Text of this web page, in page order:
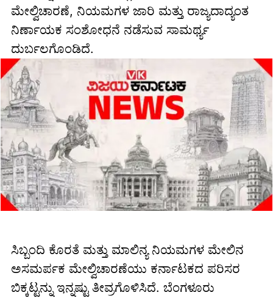
ಮೇಲ್ವಿಚಾರಣೆ, ನಿಯಮಗಳ ಜಾರಿ ಮತ್ತು ರಾಜ್ಯದಾದ್ಯಂತ
ನಿರ್ಣಾಯಕ ಸಂಶೋಧನೆ ನಡೆಸುವ ಸಾಮರ್ಥ್ಯ
ದುರ್ಬಲಗೊಂಡಿದೆ.
ಸಿಬ್ಬಂದಿ ಕೊರತೆ ಮತ್ತು ಮಾಲಿನ್ಯ ನಿಯಮಗಳ ಮೇಲಿನ
ಅಸಮರ್ಪಕ ಮೇಲ್ವಿಚಾರಣೆಯು ಕರ್ನಾಟಕದ ಪರಿಸರ
ಬಿಕ್ಕಟ್ಟನ್ನು ಇನ್ನಷ್ಟು ತೀವ್ರಗೊಳಿಸಿದೆ. ಬೆಂಗಳೂರು